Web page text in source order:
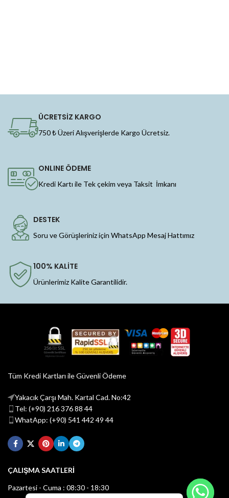
ÜCRETSİZ KARGO
750 ₺ Üzeri Alışverişlerde Kargo Ücretsiz.
ONLINE ÖDEME
Kredi Kartı ile Tek çekim veya Taksit İmkanı
DESTEK
Soru ve Görüşleriniz için WhatsApp Mesaj Hattımız
100% KALİTE
Ürünlerimiz Kalite Garantilidir.
Tüm Kredi Kartları ile Güvenli Ödeme
Yakacık Çarşı Mah. Kartal Cad. No:42
Tel: (+90) 216 376 88 44
WhatApp: (+90) 541 442 49 44
ÇALIŞMA SAATLERİ
Pazartesi - Cuma : 08:30 - 18:30